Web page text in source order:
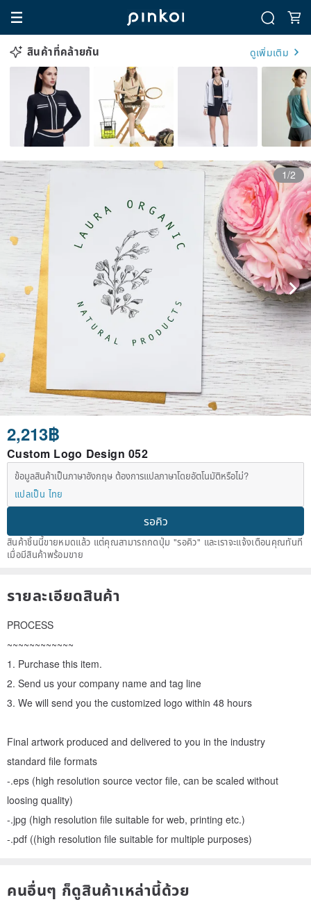
สินค้าที่คล้ายกัน ดูเพิ่มเติม
1/2
2,213฿
Custom Logo Design 052
ข้อมูลสินค้าเป็นภาษาอังกฤษ ต้องการแปลภาษาโดยอัตโนมัติหรือไม่?
แปลเป็น ไทย
รอคิว
สินค้าชิ้นนี้ขายหมดแล้ว แต่คุณสามารถกดปุ่ม "รอคิว" และเราจะแจ้งเตือนคุณทันที
เมื่อมีสินค้าพร้อมขาย
รายละเอียดสินค้า
PROCESS
~~~~~~~~~~~~
1. Purchase this item.
2. Send us your company name and tag line
3. We will send you the customized logo within 48 hours
Final artwork produced and delivered to you in the industry
standard file formats
-.eps (high resolution source vector file, can be scaled without
loosing quality)
-.jpg (high resolution file suitable for web, printing etc.)
-.pdf ((high resolution file suitable for multiple purposes)
คนอื่นๆ ก็ดูสินค้าเหล่านี้ด้วย